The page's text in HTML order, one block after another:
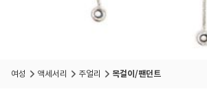
여성 액세서리 주얼리 목걸이/팬던트